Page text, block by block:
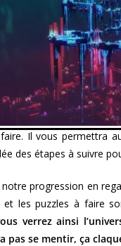
Il vous permettra
des étapes à suivre
progression en
les puzzles à faire
verrez ainsi
pas se mentir, ça